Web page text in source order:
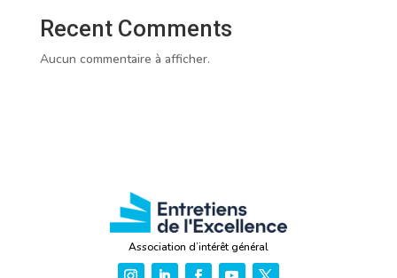
Recent Comments
Aucun commentaire à afficher.
Association d’intérêt général